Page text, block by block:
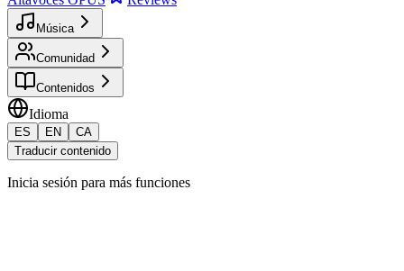
Música
Comunidad
Contenidos
Idioma
ES EN
CA
Traducir contenido
Inicia sesión para más funciones